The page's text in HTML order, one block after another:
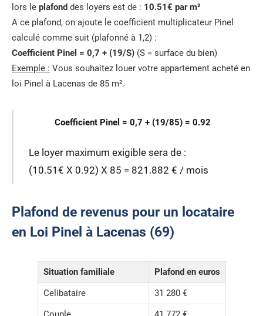
lors le plafond des loyers est de : 10.51€ par m²
A ce plafond, on ajoute le coefficient multiplicateur Pinel
calculé comme suit (plafonné à 1,2) :
Coefficient Pinel = 0,7 + (19/S) (S = surface du bien)
Exemple : Vous souhaitez louer votre appartement acheté en
loi Pinel à Lacenas de 85 m².
Coefficient Pinel = 0,7 + (19/85) = 0.92
Le loyer maximum exigible sera de :
(10.51€ X 0.92) X 85 = 821.882 € / mois
Plafond de revenus pour un locataire
en Loi Pinel à Lacenas (69)
Situation familiale
Plafond en euros
Celibataire
31 280 €